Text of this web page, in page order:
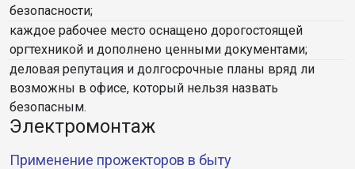
безопасности;
каждое рабочее место оснащено дорогостоящей
оргтехникой и дополнено ценными документами;
деловая репутация и долгосрочные планы вряд ли
возможны в офисе, который нельзя назвать
безопасным.
Электромонтаж
Применение прожекторов в быту